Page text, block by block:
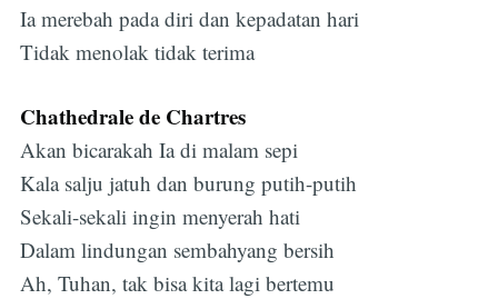
Ia merebah pada diri dan kepadatan hari
Tidak menolak tidak terima
Chathedrale de Chartres
Akan bicarakah Ia di malam sepi
Kala salju jatuh dan burung putih-putih
Sekali-sekali ingin menyerah hati
Dalam lindungan sembahyang bersih
Ah, Tuhan, tak bisa kita lagi bertemu